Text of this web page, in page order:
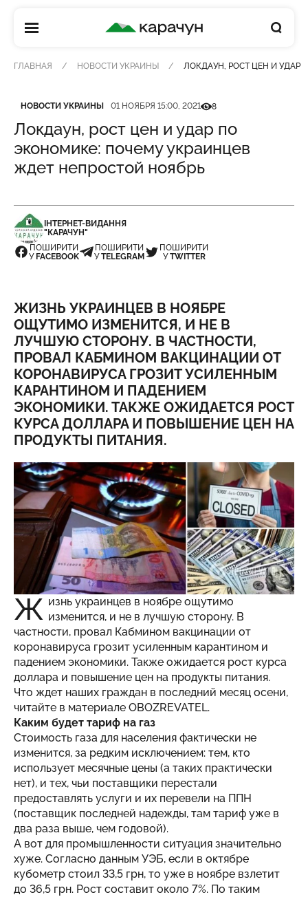
КАРАЧУН
ГЛАВНАЯ НОВОСТИ УКРАИНЫ ЛОКДАУН, РОСТ ЦЕН И УДАР
Категория
НОВОСТИ УКРАИНЫ
Дата публикации 01 НОЯБРЯ 15:00, 2021Кількість переглядів
8
Локдаун, рост цен и удар по
экономике: почему украинцев
ждет непростой ноябрь
ІНТЕРНЕТ-ВИДАННЯ
"КАРАЧУН"
ПОШИРИТИ
У FACEBOOK
ПОШИРИТИ
УTELEGRAM
ПОШИРИТИ
УTWITTER
ЖИЗНЬ УКРАИНЦЕВ В НОЯБРЕ
ОЩУТИМО ИЗМЕНИТСЯ, И НЕ В
ЛУЧШУЮ СТОРОНУ. В ЧАСТНОСТИ,
ПРОВАЛ КАБМИНОМ ВАКЦИНАЦИИ ОТ
КОРОНАВИРУСА ГРОЗИТ УСИЛЕННЫМ
КАРАНТИНОМ И ПАДЕНИЕМ
ЭКОНОМИКИ. ТАКЖЕ ОЖИДАЕТСЯ РОСТ
КУРСА ДОЛЛАРА И ПОВЫШЕНИЕ ЦЕН НА
ПРОДУКТЫ ПИТАНИЯ.
Ж изнь украинцев в ноябре ощутимо
изменится, и не в лучшую сторону. В
частности, провал Кабмином вакцинации от
коронавируса грозит усиленным карантином и
падением экономики. Также ожидается рост курса
доллара и повышение цен на продукты питания.
Что ждет наших граждан в последний месяц осени,
читайте в материале OBOZREVATEL.
Каким будет тариф на газ
Стоимость газа для населения фактически не
изменится, за редким исключением: тем, кто
использует месячные цены (а таких практически
нет), и тех, чьи поставщики перестали
предоставлять услуги и их перевели на ППН
(поставщик последней надежды, там тариф уже в
два раза выше, чем годовой).
А вот для промышленности ситуация значительно
хуже. Согласно данным УЭБ, если в октябре
кубометр стоил 33,5 грн, то уже в ноябре взлетит
до 36,5 грн. Рост составит около 7%. По таким